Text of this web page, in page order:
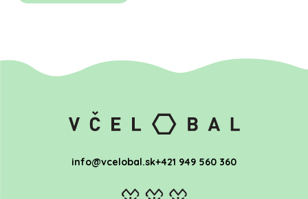
info@vcelobal.sk+421 949 560 360